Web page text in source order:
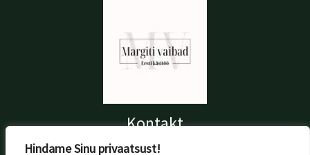
Hindame Sinu privaatsust!
Kontakt